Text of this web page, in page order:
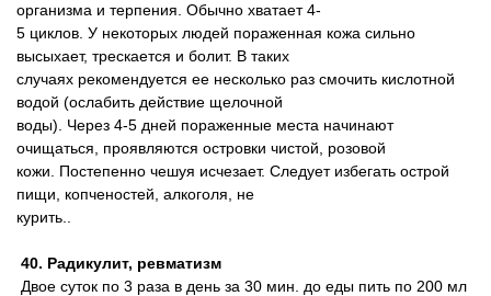
организма и терпения. Обычно хватает 4-
5 циклов. У некоторых людей пораженная кожа сильно
высыхает, трескается и болит. В таких
случаях рекомендуется ее несколько раз смочить кислотной
водой (ослабить действие щелочной
воды). Через 4-5 дней пораженные места начинают
очищаться, проявляются островки чистой, розовой
кожи. Постепенно чешуя исчезает. Следует избегать острой
пищи, копченостей, алкоголя, не
курить..
40. Радикулит, ревматизм
Двое суток по 3 раза в день за 30 мин. до еды пить по 200 мл